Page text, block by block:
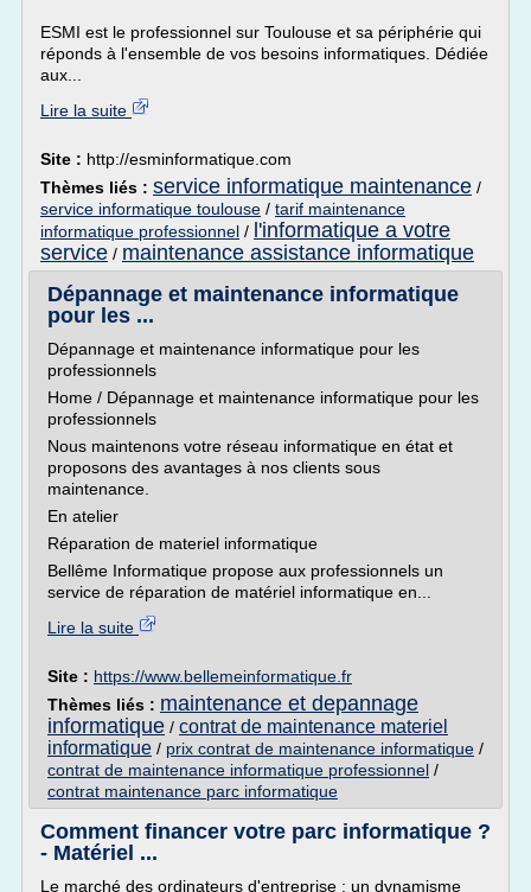
ESMI est le professionnel sur Toulouse et sa périphérie qui
réponds à l'ensemble de vos besoins informatiques. Dédiée
aux...
Lire la suite
Site : http://esminformatique.com
Thèmes liés : service informatique maintenance /
service informatique toulouse / tarif maintenance
informatique professionnel / l'informatique a votre
service / maintenance assistance informatique
Dépannage et maintenance informatique
pour les ...
Dépannage et maintenance informatique pour les
professionnels
Home / Dépannage et maintenance informatique pour les
professionnels
Nous maintenons votre réseau informatique en état et
proposons des avantages à nos clients sous
maintenance.
En atelier
Réparation de materiel informatique
Bellême Informatique propose aux professionnels un
service de réparation de matériel informatique en...
Lire la suite
Site : https://www.bellemeinformatique.fr
Thèmes liés : maintenance et depannage
informatique / contrat de maintenance materiel
informatique / prix contrat de maintenance informatique /
contrat de maintenance informatique professionnel /
contrat maintenance parc informatique
Comment financer votre parc informatique ?
- Matériel ...
Le marché des ordinateurs d'entreprise : un dynamisme